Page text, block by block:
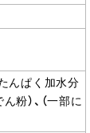
たんぱく加水分
粉）、（一部に